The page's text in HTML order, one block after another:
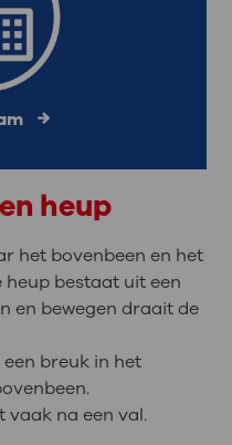
heup
het bovenbeen en het
heup bestaat uit een
en bewegen draait de
breuk in het
vaak na een val.